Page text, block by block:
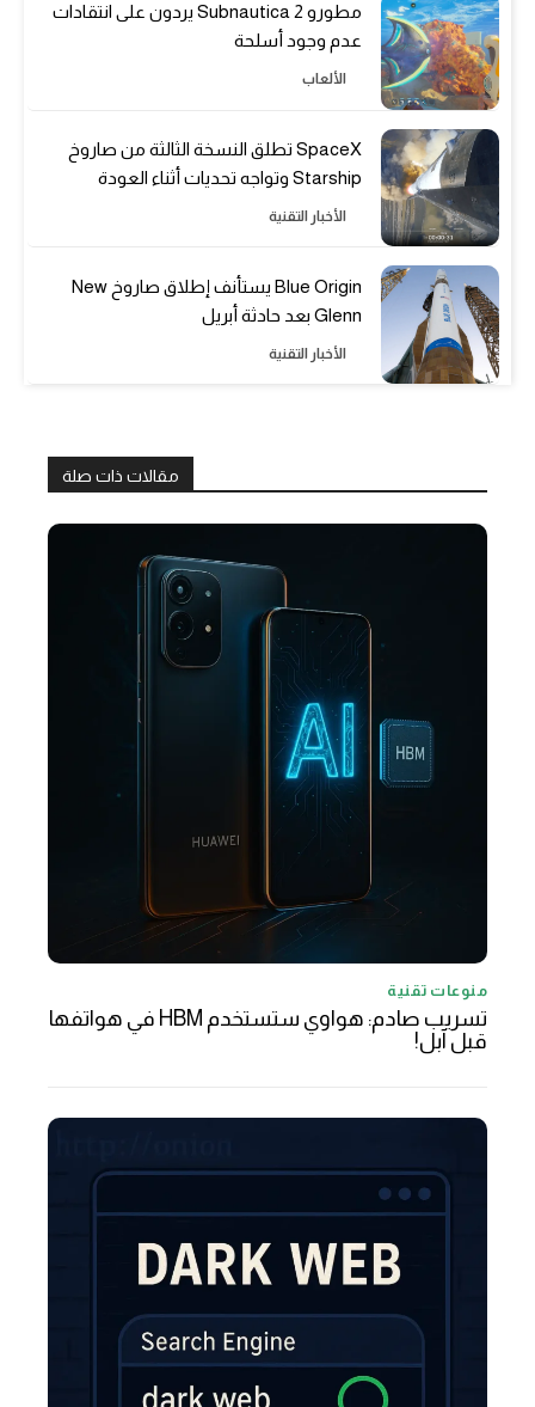
مطورو Subnautica 2 يردون على انتقادات
عدم وجود أسلحة
الألعاب
SpaceX تطلق النسخة الثالثة من صاروخ
Starship وتواجه تحديات أثناء العودة
الأخبار التقنية
Blue Origin يستأنف إطلاق صاروخ New
Glenn بعد حادثة أبريل
الأخبار التقنية
مقالات ذات صلة
منوعات تقنية
تسريب صادم: هواوي ستستخدم HBM في هواتفها
قبل آبل!